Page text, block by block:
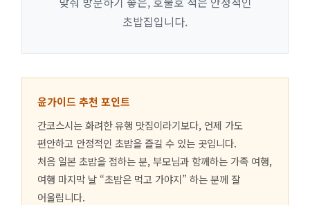
초밥집입니다.
윤가이드 추천 포인트
간코스시는 화려한 유행 맛집이라기보다, 언제 가도
편안하고 안정적인 초밥을 즐길 수 있는 곳입니다.
처음 일본 초밥을 접하는 분, 부모님과 함께하는 가족 여행,
여행 마지막 날 “초밥은 먹고 가야지” 하는 분께 잘
어울립니다.